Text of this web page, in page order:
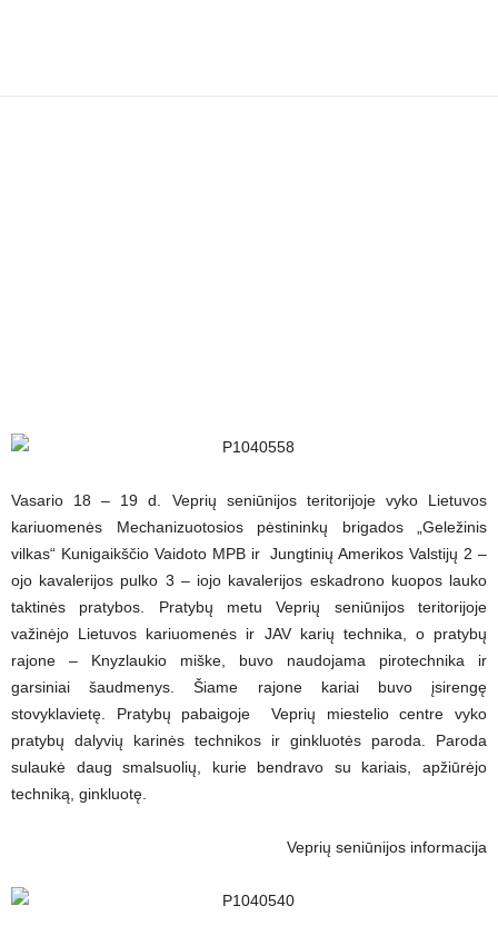
Vasario 18 – 19 d. Veprių seniūnijos teritorijoje vyko Lietuvos
kariuomenės Mechanizuotosios pėstininkų brigados „Geležinis
vilkas“ Kunigaikščio Vaidoto MPB ir Jungtinių Amerikos Valstijų 2 –
ojo kavalerijos pulko 3 – iojo kavalerijos eskadrono kuopos lauko
taktinės pratybos. Pratybų metu Veprių seniūnijos teritorijoje
važinėjo Lietuvos kariuomenės ir JAV karių technika, o pratybų
rajone – Knyzlaukio miške, buvo naudojama pirotechnika ir
garsiniai šaudmenys. Šiame rajone kariai buvo įsirengę
stovyklavietę. Pratybų pabaigoje Veprių miestelio centre vyko
pratybų dalyvių karinės technikos ir ginkluotės paroda. Paroda
sulaukė daug smalsuolių, kurie bendravo su kariais, apžiūrėjo
techniką, ginkluotę.
Veprių seniūnijos informacija